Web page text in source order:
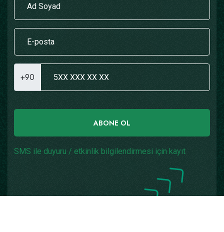
+90
ABONE OL
SMS ile duyuru / etkinlik bilgilendirmesi için kayıt